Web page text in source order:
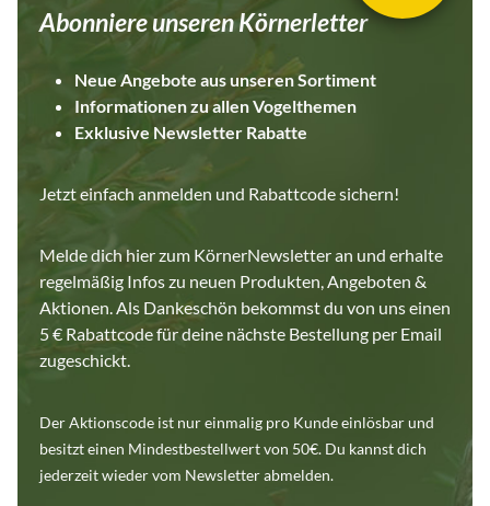
Abonniere unseren Körnerletter
Neue Angebote aus unseren Sortiment
Informationen zu allen Vogelthemen
Exklusive Newsletter Rabatte
Jetzt einfach anmelden und Rabattcode sichern!
Melde dich hier zum KörnerNewsletter an und erhalte
regelmäßig Infos zu neuen Produkten, Angeboten &
Aktionen. Als Dankeschön bekommst du von uns einen
5 € Rabattcode für deine nächste Bestellung per Email
zugeschickt.
Der Aktionscode ist nur einmalig pro Kunde einlösbar und
besitzt einen Mindestbestellwert von 50€. Du kannst dich
jederzeit wieder vom Newsletter abmelden.